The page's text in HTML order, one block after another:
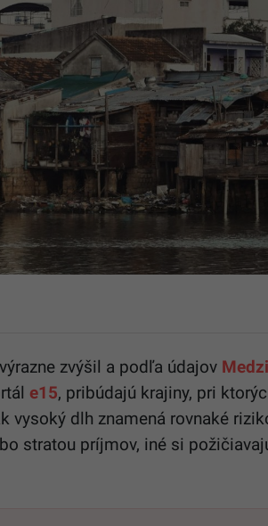
zvýšil a podľa údajov
e15, pribúdajú krajiny, pri
vysoký dlh znamená rovnaké
stratou príjmov, iné si